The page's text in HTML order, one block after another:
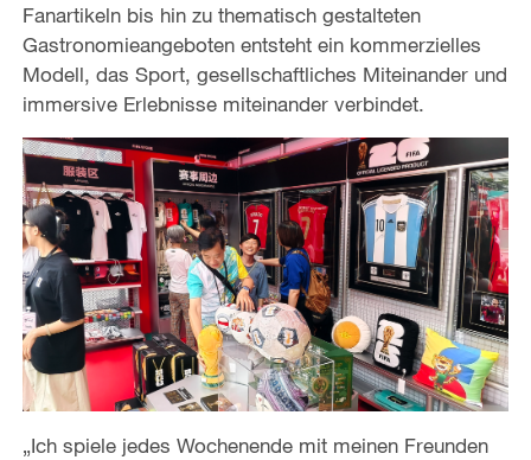
Fanartikeln bis hin zu thematisch gestalteten
Gastronomieangeboten entsteht ein kommerzielles
Modell, das Sport, gesellschaftliches Miteinander und
immersive Erlebnisse miteinander verbindet.
„Ich spiele jedes Wochenende mit meinen Freunden